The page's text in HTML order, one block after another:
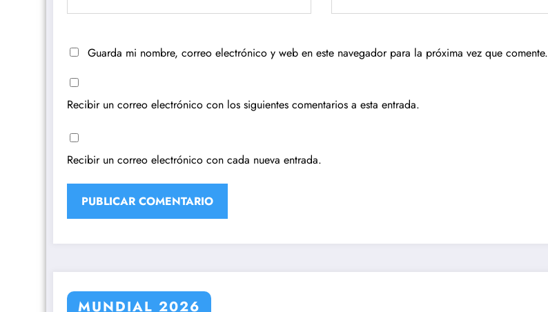
Guarda mi nombre, correo electrónico y web en este navegador para la próxima vez que comente.
Recibir un correo electrónico con los siguientes comentarios a esta entrada.
Recibir un correo electrónico con cada nueva entrada.
MUNDIAL 2026